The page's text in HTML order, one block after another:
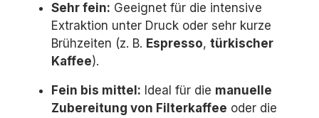
Sehr fein: Geeignet für die intensive
Extraktion unter Druck oder sehr kurze
Brühzeiten (z. B. Espresso, türkischer
Kaffee).
Fein bis mittel: Ideal für die manuelle
Zubereitung von Filterkaffee oder die